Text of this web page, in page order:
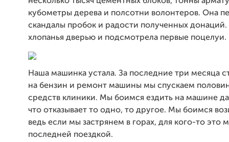
кубометры дерева и полсотни волонтеров. Она
скандалы пробок и радости полученных
хлопанья дверью и подсмотрела первые поцелуи.
Наша машинка устала. За последние три месяца
на бензин и ремонт машины мы спускаем
средств клиники. Мы боимся ездить на машине
что отказывает то одно, то другое. Мы боимся
ведь если мы застрянем в горах, для кого-то это
последней поездкой.